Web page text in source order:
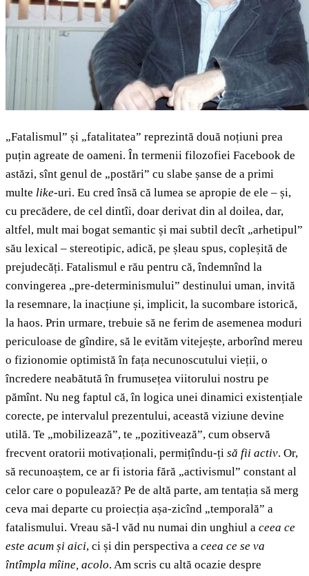
„Fatalismul” și „fatalitatea” reprezintă două noțiuni prea
puțin agreate de oameni. În termenii filozofiei Facebook de
astăzi, sînt genul de „postări” cu slabe șanse de a primi
multe like-uri. Eu cred însă că lumea se apropie de ele – și,
cu precădere, de cel dintîi, doar derivat din al doilea, dar,
altfel, mult mai bogat semantic și mai subtil decît „arhetipul”
său lexical – stereotipic, adică, pe șleau spus, copleșită de
prejudecăți. Fatalismul e rău pentru că, îndemnînd la
convingerea „pre-determinismului” destinului uman, invită
la resemnare, la inacțiune și, implicit, la sucombare istorică,
la haos. Prin urmare, trebuie să ne ferim de asemenea moduri
periculoase de gîndire, să le evităm vitejește, arborînd mereu
o fizionomie optimistă în fața necunoscutului vieții, o
încredere neabătută în frumusețea viitorului nostru pe
pămînt. Nu neg faptul că, în logica unei dinamici existențiale
corecte, pe intervalul prezentului, această viziune devine
utilă. Te „mobilizează”, te „pozitivează”, cum observă
frecvent oratorii motivaționali, permițîndu-ți să fii activ. Or,
să recunoaștem, ce ar fi istoria fără „activismul” constant al
celor care o populează? Pe de altă parte, am tentația să merg
ceva mai departe cu proiecția așa-zicînd „temporală” a
fatalismului. Vreau să-l văd nu numai din unghiul a ceea ce
este acum și aici, ci și din perspectiva a ceea ce se va
întîmpla mîine, acolo. Am scris cu altă ocazie despre